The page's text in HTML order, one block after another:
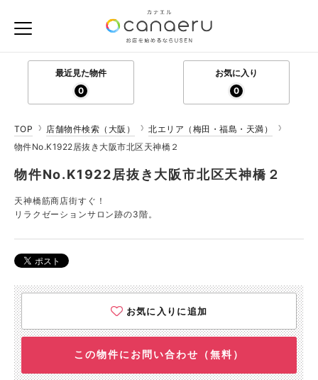
最近見た物件
0
お気に入り
0
TOP 店舗物件検索（大阪）
北エリア（梅田・福島・天満）
物件No.K1922居抜き大阪市北区天神橋２
物件No.K1922居抜き大阪市北区天神橋２
天神橋筋商店街すぐ！
リラクゼーションサロン跡の3階。
お気に入りに追加
この物件にお問い合わせ（無料）